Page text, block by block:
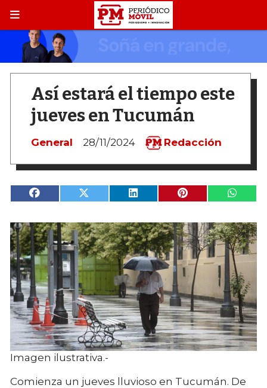
Así estará el tiempo este
jueves en Tucumán
General 28/11/2024 Redacción
Imagen ilustrativa.-
Comienza un jueves lluvioso en Tucumán. De